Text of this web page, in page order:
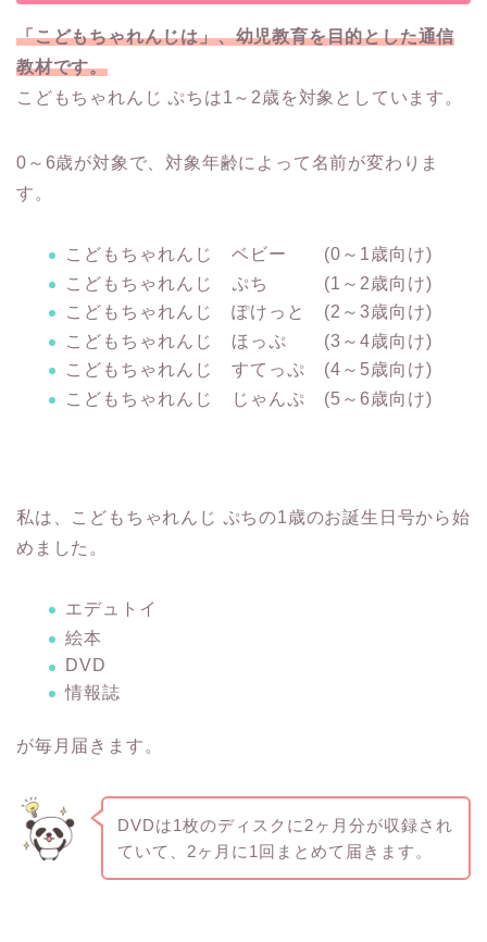
「こどもちゃれんじは」、幼児教育を目的とした通信
教材です。
こどもちゃれんじ ぷちは1～2歳を対象としています。
0～6歳が対象で、対象年齢によって名前が変わりま
す。
こどもちゃれんじ ベビー (0～1歳向け)
こどもちゃれんじ ぷち (1～2歳向け)
こどもちゃれんじ ぽけっと (2～3歳向け)
こどもちゃれんじ ほっぷ (3～4歳向け)
こどもちゃれんじ すてっぷ (4～5歳向け)
こどもちゃれんじ じゃんぷ (5～6歳向け)
私は、こどもちゃれんじ ぷちの1歳のお誕生日号から始
めました。
エデュトイ
絵本
DVD
情報誌
が毎月届きます。
DVDは1枚のディスクに2ヶ月分が収録され
ていて、2ヶ月に1回まとめて届きます。